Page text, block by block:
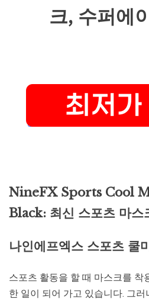
크, 수퍼에
NineFX Sports Cool
Black: 최신 스포츠 마스
나인에프엑스 스포츠 쿨
스포츠 활동을 할 때 마스크를 착
한 일이 되어 가고 있습니다. 그